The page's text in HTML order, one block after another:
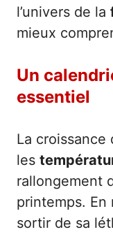
l’univers de la
mieux
Un
essentiel
La
les
rallongement
printemps. En
sortir de sa